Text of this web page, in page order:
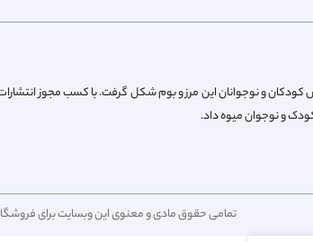
بیش از پیش کودکان و نوجوانان این مرز و بوم شکل گرفت. با کسب مجوز
تمامی حقوق مادی و معنوی این وبسایت برای